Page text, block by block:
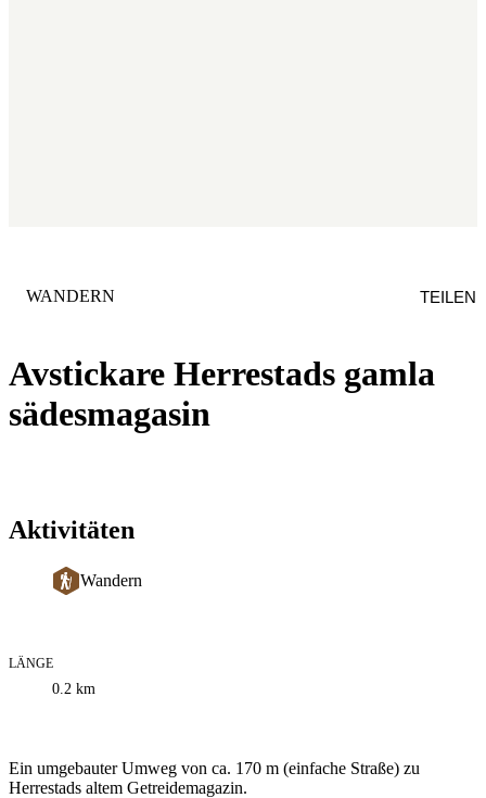
Avstickare Herrestads gamla
sädesmagasin
KATEGORIE
WANDERN TEILEN
Aktivitäten
Wandern
Informationen
zum
LÄNGE
0.2 km
Ein umgebauter Umweg von ca. 170 m (einfache Straße) zu
Herrestads altem Getreidemagazin.